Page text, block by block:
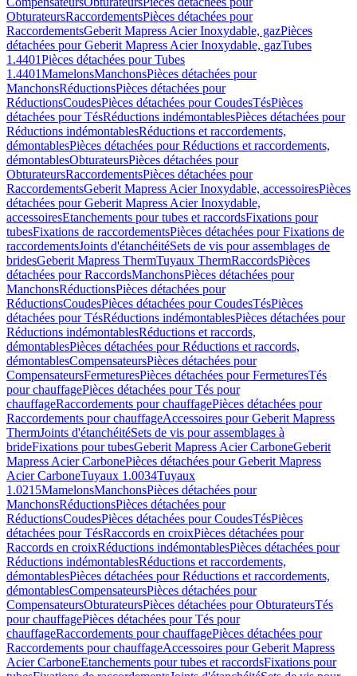
ObturateursRaccordementsPièces détachées pour
RaccordementsGeberit Mapress Acier Inoxydable, gazPièces
détachées pour Geberit Mapress Acier Inoxydable, gazTubes
1.4401Pièces détachées pour Tubes
1.4401MamelonsManchonsPièces détachées pour
ManchonsRéductionsPièces détachées pour
RéductionsCoudesPièces détachées pour CoudesTésPièces
détachées pour TésRéductions indémontablesPièces détachées pour
Réductions indémontablesRéductions et raccordements,
démontablesPièces détachées pour Réductions et raccordements,
démontablesObturateursPièces détachées pour
ObturateursRaccordementsPièces détachées pour
RaccordementsGeberit Mapress Acier Inoxydable, accessoiresPièces
détachées pour Geberit Mapress Acier Inoxydable,
accessoiresEtanchements pour tubes et raccordsFixations pour
tubesFixations de raccordementsPièces détachées pour Fixations de
raccordementsJoints d'étanchéitéSets de vis pour assemblages de
bridesGeberit Mapress ThermTuyaux ThermRaccordsPièces
détachées pour RaccordsManchonsPièces détachées pour
ManchonsRéductionsPièces détachées pour
RéductionsCoudesPièces détachées pour CoudesTésPièces
détachées pour TésRéductions indémontablesPièces détachées pour
Réductions indémontablesRéductions et raccords,
démontablesPièces détachées pour Réductions et raccords,
démontablesCompensateursPièces détachées pour
CompensateursFermeturesPièces détachées pour FermeturesTés
pour chauffagePièces détachées pour Tés pour
chauffageRaccordements pour chauffagePièces détachées pour
Raccordements pour chauffageAccessoires pour Geberit Mapress
ThermJoints d'étanchéitéSets de vis pour assemblages à
brideFixations pour tubesGeberit Mapress Acier CarboneGeberit
Mapress Acier CarbonePièces détachées pour Geberit Mapress
Acier CarboneTuyaux 1.0034Tuyaux
1.0215MamelonsManchonsPièces détachées pour
ManchonsRéductionsPièces détachées pour
RéductionsCoudesPièces détachées pour CoudesTésPièces
détachées pour TésRaccords en croixPièces détachées pour
Raccords en croixRéductions indémontablesPièces détachées pour
Réductions indémontablesRéductions et raccordements,
démontablesPièces détachées pour Réductions et raccordements,
démontablesCompensateursPièces détachées pour
CompensateursObturateursPièces détachées pour ObturateursTés
pour chauffagePièces détachées pour Tés pour
chauffageRaccordements pour chauffagePièces détachées pour
Raccordements pour chauffageAccessoires pour Geberit Mapress
Acier CarboneEtanchements pour tubes et raccordsFixations pour